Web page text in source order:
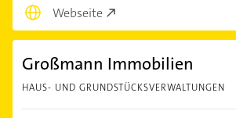
Webseite
Großmann Immobilien
HAUS- UND GRUNDSTÜCKSVERWALTUNGEN